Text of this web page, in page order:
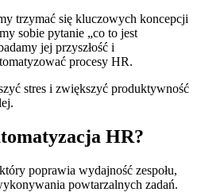
trzymać się kluczowych koncepcji
sobie pytanie „co to jest
jej przyszłość i
procesy HR.
stres i zwiększyć produktywność
HR?
poprawia wydajność zespołu,
powtarzalnych zadań.